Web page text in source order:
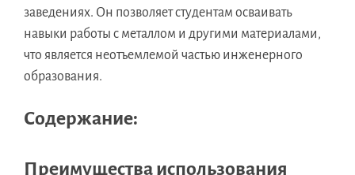
заведениях. Он позволяет студентам осваивать
навыки работы с металлом и другими материалами,
что является неотъемлемой частью инженерного
образования.
Содержание:
Преимущества использования